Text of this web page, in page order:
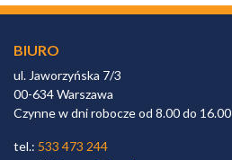
BIURO
ul. Jaworzyńska 7/3
00-634 Warszawa
Czynne w dni robocze od 8.00 do 16.00
tel.: 533 473 244